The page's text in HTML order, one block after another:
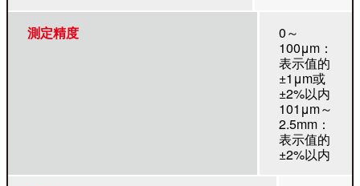
測定精度
0～
100μm：
表示值的
±1μm或
±2%以内
101μm～
2.5mm：
表示值的
±2%以内